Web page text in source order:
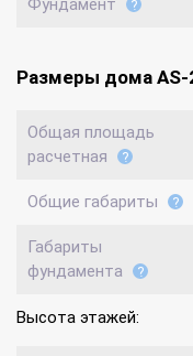
Фундамент
Размеры дома AS-
Общая площадь
расчетная
Общие габариты
Габариты
фундамента
Высота этажей: